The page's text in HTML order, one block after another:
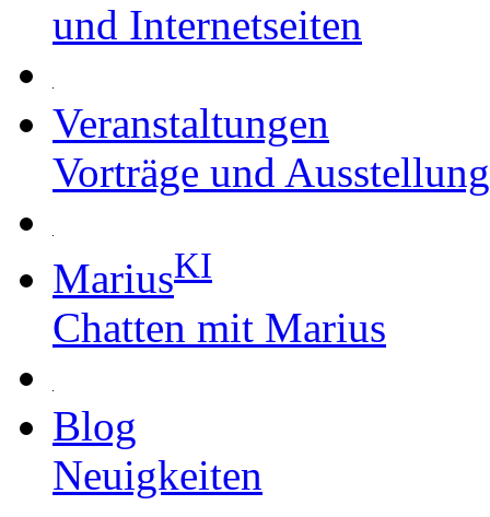
und Internetseiten
Veranstaltungen
Vorträge und
MariusKI
Chatten mit Marius
Blog
Neuigkeiten